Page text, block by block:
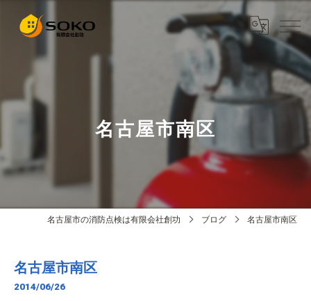
名古屋市南区
名古屋市の消防点検は有限会社創功 ブログ 名古屋市南区
名古屋市南区
2014/06/26